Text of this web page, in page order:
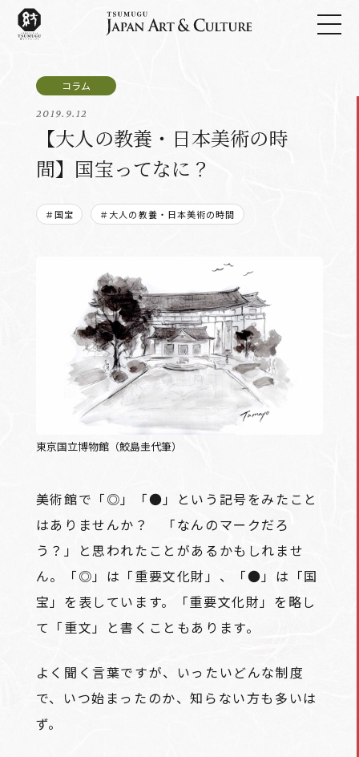
2019.9.12
【大人の教養・日本美術の時
間】国宝ってなに？
＃国宝 ＃大人の教養・日本美術の時間
東京国立博物館（鮫島圭代筆）
美術館で「◎」「●」という記号をみたこと
はありませんか？ 「なんのマークだろ
う？」と思われたことがあるかもしれませ
ん。「◎」は「重要文化財」、「●」は「国
宝」を表しています。「重要文化財」を略し
て「重文」と書くこともあります。
よく聞く言葉ですが、いったいどんな制度
で、いつ始まったのか、知らない方も多いは
ず。